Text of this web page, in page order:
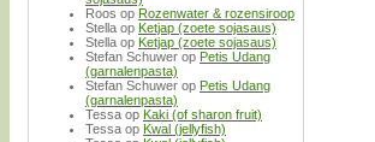
Roos op Rozenwater & rozensiroop
Stella op Ketjap (zoete sojasaus)
Stella op Ketjap (zoete sojasaus)
Stefan Schuwer op Petis Udang
(garnalenpasta)
Stefan Schuwer op Petis Udang
(garnalenpasta)
Tessa op Kaki (of sharon fruit)
Tessa op Kwal (jellyfish)